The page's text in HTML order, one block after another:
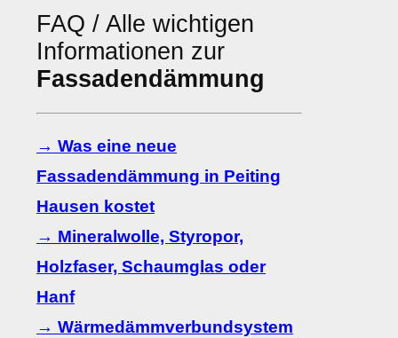
FAQ / Alle wichtigen
Informationen zur
Fassadendämmung
→ Was eine neue
Fassadendämmung in Peiting
Hausen kostet
→ Mineralwolle, Styropor,
Holzfaser, Schaumglas oder
Hanf
→ Wärmedämmverbundsystem